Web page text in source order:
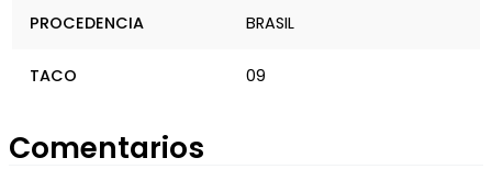
PROCEDENCIA BRASIL
TACO 09
Comentarios